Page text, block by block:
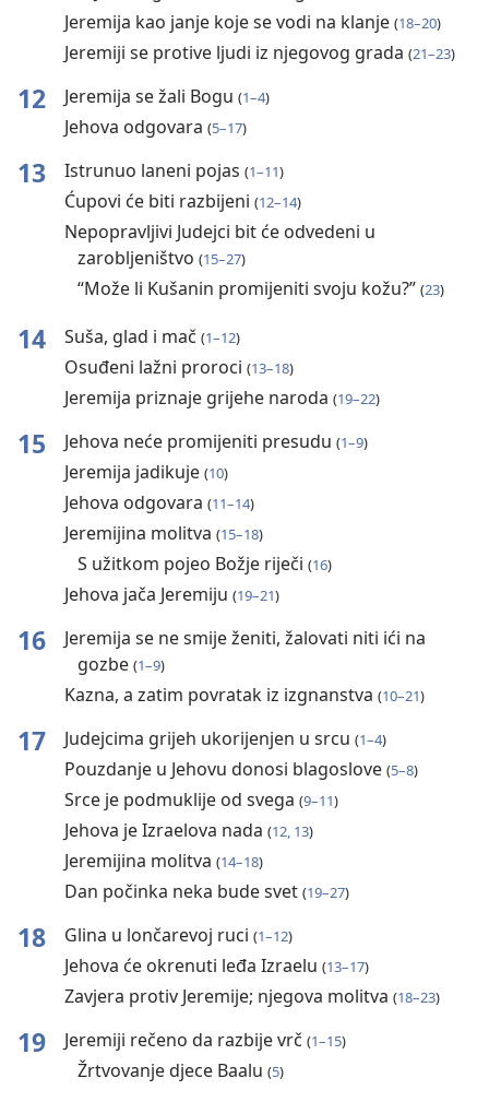
Jeremija kao janje koje se vodi na klanje (18⁠–⁠20)
Jeremiji se protive ljudi iz njegovog grada (21⁠–⁠23)
12 Jeremija se žali Bogu (1⁠–⁠4)
Jehova odgovara (5⁠–⁠17)
13 Istrunuo laneni pojas (1⁠–⁠11)
Ćupovi će biti razbijeni (12⁠–⁠14)
Nepopravljivi Judejci bit će odvedeni u
zarobljeništvo (15⁠–⁠27)
“Može li Kušanin promijeniti svoju kožu?” (23)
14 Suša, glad i mač (1⁠–⁠12)
Osuđeni lažni proroci (13⁠–⁠18)
Jeremija priznaje grijehe naroda (19⁠–⁠22)
15 Jehova neće promijeniti presudu (1⁠–⁠9)
Jeremija jadikuje (10)
Jehova odgovara (11⁠–⁠14)
Jeremijina molitva (15⁠–⁠18)
S užitkom pojeo Božje riječi (16)
Jehova jača Jeremiju (19⁠–⁠21)
16
Jeremija se ne smije ženiti, žalovati niti ići na
gozbe (1⁠–⁠9)
Kazna, a zatim povratak iz izgnanstva (10⁠–⁠21)
17 Judejcima grijeh ukorijenjen u srcu (1⁠–⁠4)
Pouzdanje u Jehovu donosi blagoslove (5⁠–⁠8)
Srce je podmuklije od svega (9⁠–⁠11)
Jehova je Izraelova nada (12, 13)
Jeremijina molitva (14⁠–⁠18)
Dan počinka neka bude svet (19⁠–⁠27)
18 Glina u lončarevoj ruci (1⁠–⁠12)
Jehova će okrenuti leđa Izraelu (13⁠–⁠17)
Zavjera protiv Jeremije; njegova molitva (18⁠–⁠23)
19 Jeremiji rečeno da razbije vrč (1⁠–⁠15)
Žrtvovanje djece Baalu (5)